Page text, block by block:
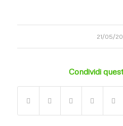
21/05/
Condividi